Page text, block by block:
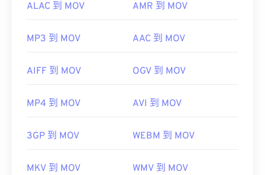
ALAC 到 MOV AMR 到 MOV
MP3 到 MOV AAC 到 MOV
AIFF 到 MOV OGV 到 MOV
MP4 到 MOV AVI 到 MOV
3GP 到 MOV WEBM 到 MOV
MKV 到 MOV WMV 到 MOV